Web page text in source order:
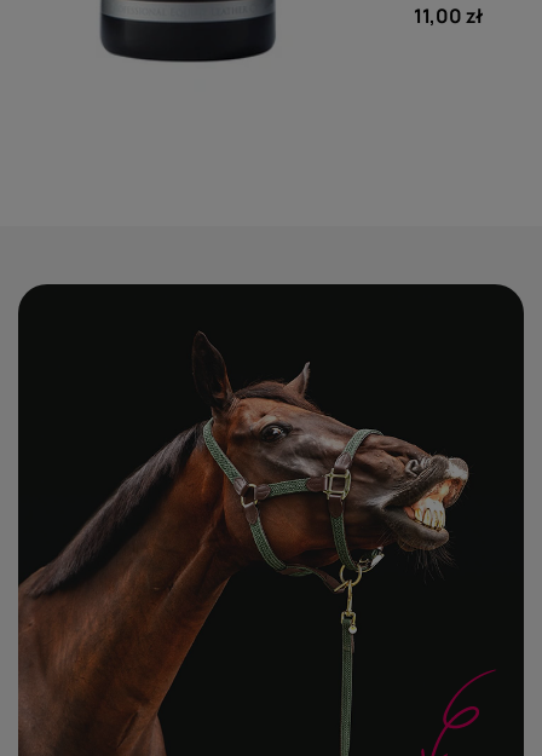
68,00 zł
11,00 zł